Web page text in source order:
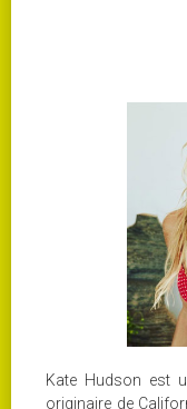
Kate Hudson est
originaire de